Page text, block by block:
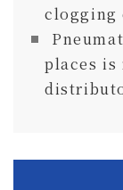
clogging
places is